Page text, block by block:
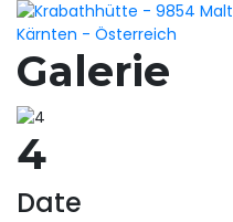
Galerie
4
Date